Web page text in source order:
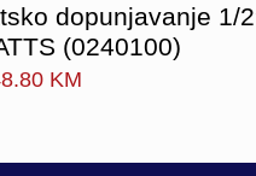
dopunjavanje 1/
(0240100)
KM